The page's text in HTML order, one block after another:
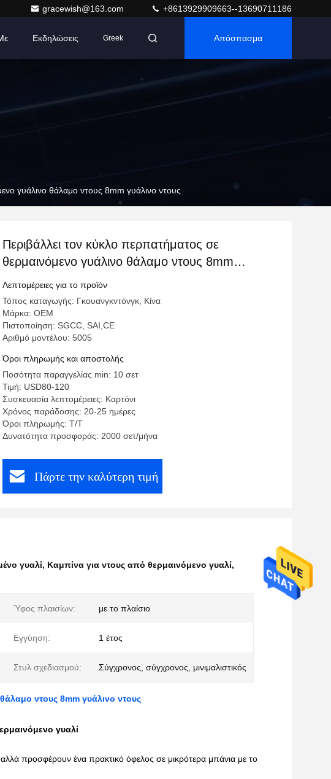
gracewish@163.com +8613929909663--13690711186
Εκδηλώσεις Greek Απόσπασμα
γυάλινο θάλαμο ντους 8mm γυάλινο ντους
Περιβάλλει τον κύκλο περπατήματος σε
θερμαινόμενο γυάλινο θάλαμο ντους 8mm
γυάλινο ντους
Λεπτομέρειες για το προϊόν
Τόπος καταγωγής: Γκουανγκντόνγκ, Κίνα
Μάρκα: OEM
Πιστοποίηση: SGCC, SAI,CE
Αριθμό μοντέλου: 5005
Όροι πληρωμής και αποστολής
Ποσότητα παραγγελίας min: 10 σετ
Τιμή: USD80-120
Συσκευασία λεπτομέρειες: Καρτόνι
Χρόνος παράδοσης: 20-25 ημέρες
Όροι πληρωμής: Τ/Τ
Δυνατότητα προσφοράς: 2000 σετ/μήνα
Πάρτε την καλύτερη τιμή
γυαλί, Καμπίνα για ντους από θερμαινόμενο γυαλί,
Ύφος πλαισίων: με το πλαίσιο
Εγγύηση: 1 έτος
Στυλ σχεδιασμού: Σύγχρονος, σύγχρονος, μινιμαλιστικός
ντους 8mm γυάλινο ντους
γυαλί
προσφέρουν ένα πρακτικό όφελος σε μικρότερα μπάνια με το